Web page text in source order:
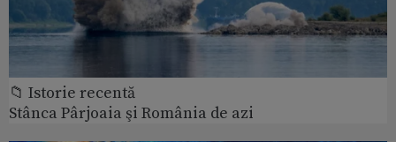
📁 Istorie recentă
Stânca Pârjoaia şi România de azi